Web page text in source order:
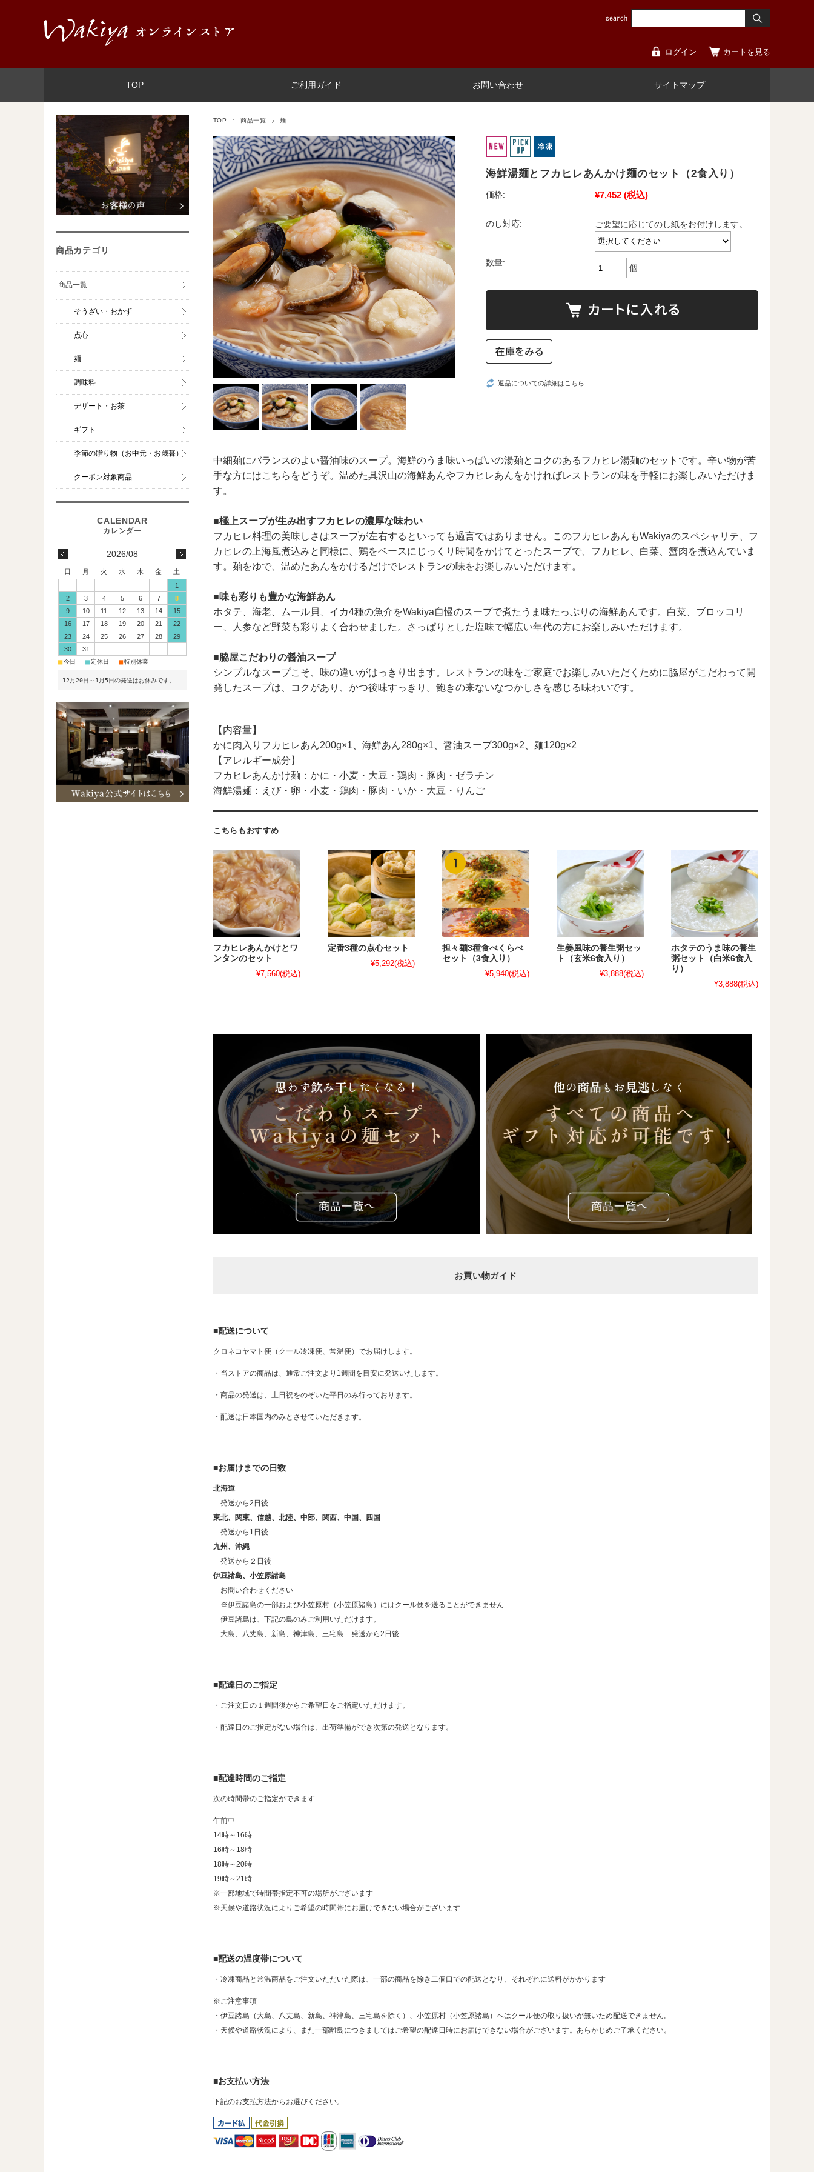
ログイン カートを見る
TOP ご利用ガイド お問い合わせ サイトマップ
TOP 商品一覧 麺
海鮮湯麺とフカヒレあんかけ麺のセット（2食入り）
価格: ¥7,452 (税込)
のし対応: ご要望に応じてのし紙をお付けします。
数量:
個
返品についての詳細はこちら
中細麺にバランスのよい醤油味のスープ。海鮮のうま味いっぱいの湯麺とコクのあるフカヒレ湯麺のセットです。辛い物が苦
手な方にはこちらをどうぞ。温めた具沢山の海鮮あんやフカヒレあんをかければレストランの味を手軽にお楽しみいただけま
す。
■極上スープが生み出すフカヒレの濃厚な味わい
フカヒレ料理の美味しさはスープが左右するといっても過言ではありません。このフカヒレあんもWakiyaのスペシャリテ、フ
カヒレの上海風煮込みと同様に、鶏をベースにじっくり時間をかけてとったスープで、フカヒレ、白菜、蟹肉を煮込んでいま
す。麺をゆで、温めたあんをかけるだけでレストランの味をお楽しみいただけます。
■味も彩りも豊かな海鮮あん
ホタテ、海老、ムール貝、イカ4種の魚介をWakiya自慢のスープで煮たうま味たっぷりの海鮮あんです。白菜、ブロッコリ
ー、人参など野菜も彩りよく合わせました。さっぱりとした塩味で幅広い年代の方にお楽しみいただけます。
■脇屋こだわりの醤油スープ
シンプルなスープこそ、味の違いがはっきり出ます。レストランの味をご家庭でお楽しみいただくために脇屋がこだわって開
発したスープは、コクがあり、かつ後味すっきり。飽きの来ないなつかしさを感じる味わいです。
【内容量】
かに肉入りフカヒレあん200g×1、海鮮あん280g×1、醤油スープ300g×2、麺120g×2
【アレルギー成分】
フカヒレあんかけ麺：かに・小麦・大豆・鶏肉・豚肉・ゼラチン
海鮮湯麺：えび・卵・小麦・鶏肉・豚肉・いか・大豆・りんご
こちらもおすすめ
フカヒレあんかけとワ
ンタンのセット
¥7,560(税込)
定番3種の点心セット
¥5,292(税込)
担々麺3種食べくらべ
セット（3食入り）
¥5,940(税込)
生姜風味の養生粥セッ
ト（玄米6食入り）
¥3,888(税込)
ホタテのうま味の養生
粥セット（白米6食入
り）
¥3,888(税込)
お買い物ガイド
■配送について
クロネコヤマト便（クール冷凍便、常温便）でお届けします。
・当ストアの商品は、通常ご注文より1週間を目安に発送いたします。
・商品の発送は、土日祝をのぞいた平日のみ行っております。
・配送は日本国内のみとさせていただきます。
■お届けまでの日数
北海道
発送から2日後
東北、関東、信越、北陸、中部、関西、中国、四国
発送から1日後
九州、沖縄
発送から２日後
伊豆諸島、小笠原諸島
お問い合わせください
※伊豆諸島の一部および小笠原村（小笠原諸島）にはクール便を送ることができません
伊豆諸島は、下記の島のみご利用いただけます。
大島、八丈島、新島、神津島、三宅島 発送から2日後
■配達日のご指定
・ご注文日の１週間後からご希望日をご指定いただけます。
・配達日のご指定がない場合は、出荷準備ができ次第の発送となります。
■配達時間のご指定
次の時間帯のご指定ができます
午前中
14時～16時
16時～18時
18時～20時
19時～21時
※一部地域で時間帯指定不可の場所がございます
※天候や道路状況によりご希望の時間帯にお届けできない場合がございます
■配送の温度帯について
・冷凍商品と常温商品をご注文いただいた際は、一部の商品を除き二個口での配送となり、それぞれに送料がかかります
※ご注意事項
・伊豆諸島（大島、八丈島、新島、神津島、三宅島を除く）、小笠原村（小笠原諸島）へはクール便の取り扱いが無いため配送できません。
・天候や道路状況により、また一部離島につきましてはご希望の配達日時にお届けできない場合がございます。あらかじめご了承ください。
■お支払い方法
下記のお支払方法からお選びください。
商品カテゴリ
商品一覧
そうざい・おかず
点心
麺
調味料
デザート・お茶
ギフト
季節の贈り物（お中元・お歳暮）
クーポン対象商品
2026/08
日 月 火 水 木 金
土
1
2
3 4 5 6 7
8
9
10 11 12 13 14
15
16
17 18 19 20 21
22
23
24 25 26 27 28
29
30
31
■今日 ■定休日 ■特別休業
12月20日～1月5日の発送はお休みです。